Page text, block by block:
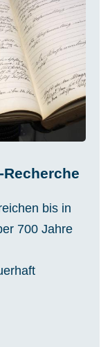
bis in
700 Jahre